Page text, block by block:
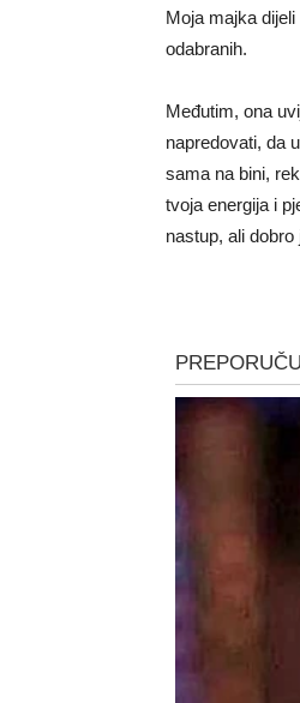
Moja majka
odabranih.
Međutim, ona
napredovati, da
sama na bini,
tvoja energija i
nastup, ali